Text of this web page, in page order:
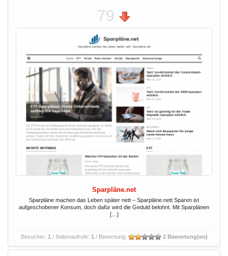
79
Sparpläne.net
Sparpläne machen das Leben später nett – Sparpläne.nett Sparen ist
aufgeschobener Konsum, doch dafür wird die Geduld belohnt. Mit Sparplänen
[…]
Besucher: 1 / Seitenaufrufe: 1 / Bewertung: 2 Bewertung(en)